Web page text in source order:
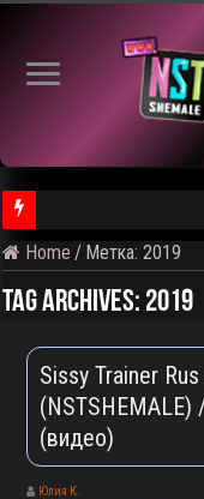
⚠️ Результаты
Home / Метка:2019
Tag Archives: 2019
Sissy Trainer
(NSTSHEMALE)
(видео)
Юлия К.